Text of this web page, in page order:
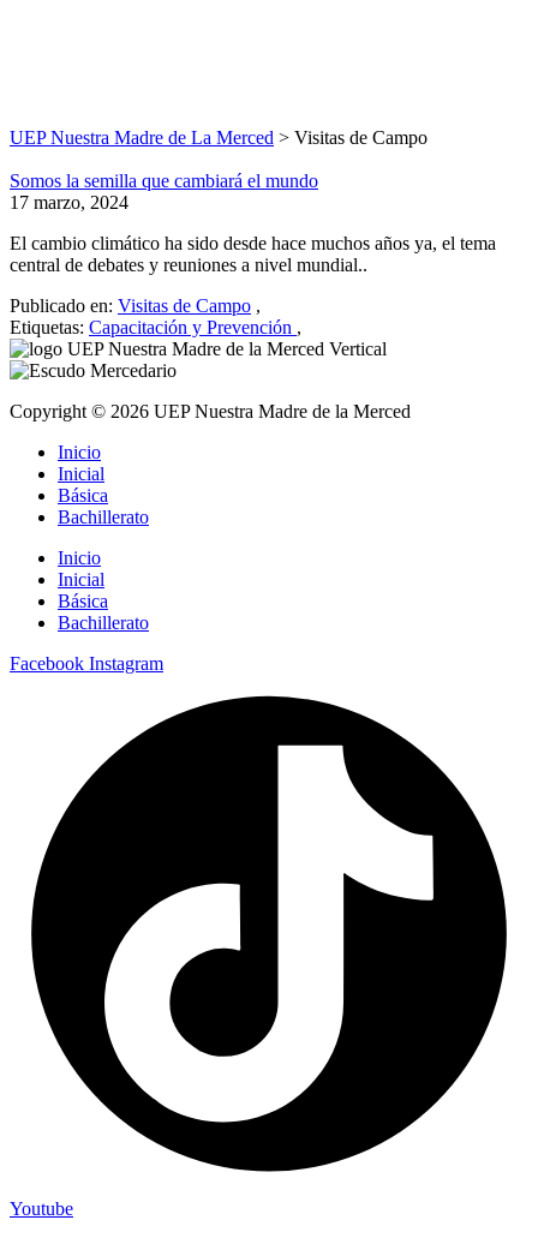
UEP Nuestra Madre de La Merced > Visitas de Campo
Somos la semilla que cambiará el mundo
17 marzo, 2024
El cambio climático ha sido desde hace muchos años ya, el tema
central de debates y reuniones a nivel mundial..
Publicado en: Visitas de Campo ,
Etiquetas: Capacitación y Prevención ,
Copyright © 2026 UEP Nuestra Madre de la Merced
Inicio
Inicial
Básica
Bachillerato
Inicio
Inicial
Básica
Bachillerato
Facebook Instagram
Youtube